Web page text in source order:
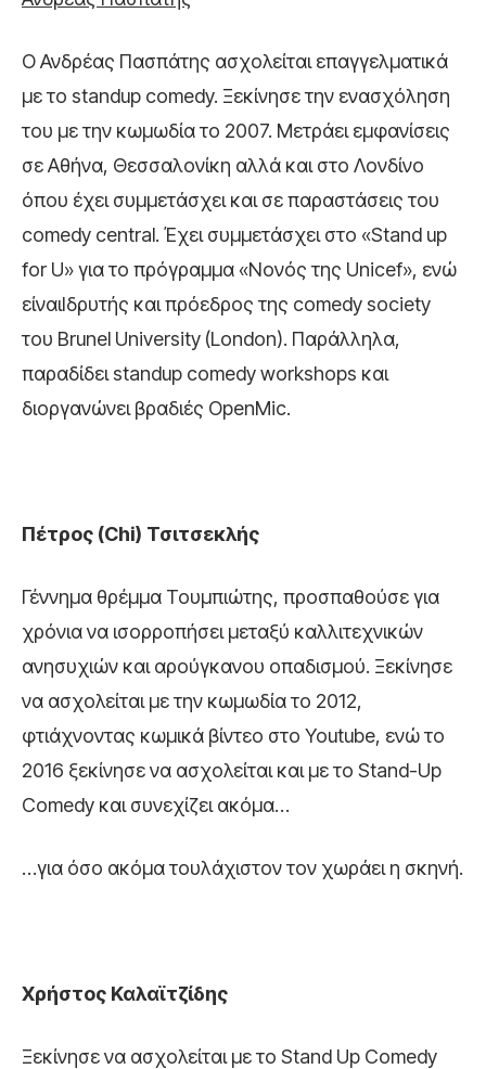
Ο Ανδρέας Πασπάτης ασχολείται επαγγελματικά
µε το standup comedy. Ξεκίνησε την ενασχόληση
του µε την κωμωδία το 2007. Μετράει εμφανίσεις
σε Αθήνα, Θεσσαλονίκη αλλά και στο Λονδίνο
όπου έχει συμμετάσχει και σε παραστάσεις του
comedy central. Έχει συμμετάσχει στο «Stand up
for U» για το πρόγραμμα «Νονός της Unicef», ενώ
είναιΙδρυτής και πρόεδρος της comedy society
του Brunel University (London). Παράλληλα,
παραδίδει standup comedy workshops και
διοργανώνει βραδιές OpenMic.
Πέτρος (Chi) Τσιτσεκλής
Γέννημα θρέμμα Τουμπιώτης, προσπαθούσε για
χρόνια να ισορροπήσει μεταξύ καλλιτεχνικών
ανησυχιών και αρούγκανου οπαδισμού. Ξεκίνησε
να ασχολείται με την κωμωδία το 2012,
φτιάχνοντας κωμικά βίντεο στο Youtube, ενώ το
2016 ξεκίνησε να ασχολείται και με το Stand-Up
Comedy και συνεχίζει ακόμα…
…για όσο ακόμα τουλάχιστον τον χωράει η σκηνή.
Χρήστος Καλαϊτζίδης
Ξεκίνησε να ασχολείται με το Stand Up Comedy